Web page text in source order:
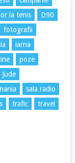
la tenis
D90
fotografii
iarna
poze
Jude
sala radio
trafic
travel